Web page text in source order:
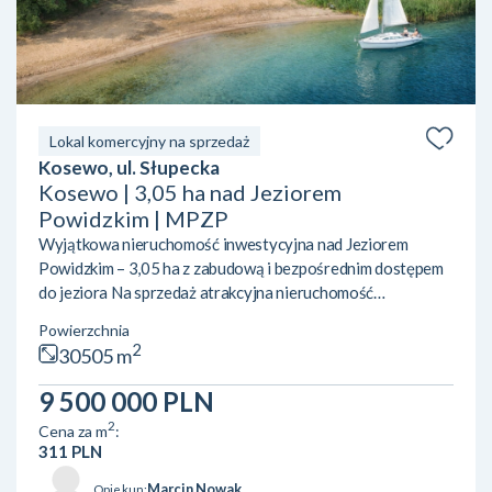
Lokal komercyjny na sprzedaż
Kosewo, ul. Słupecka
Kosewo | 3,05 ha nad Jeziorem
Powidzkim | MPZP
Wyjątkowa nieruchomość inwestycyjna nad Jeziorem
Powidzkim – 3,05 ha z zabudową i bezpośrednim dostępem
do jeziora Na sprzedaż atrakcyjna nieruchomość
Słupeckiej /Spacerowej, w gminie Ostrowite. Działka nr
112/20 o łącznej powierzchni 30 505 m² (3,05 ha) znajduje
się w unikalnej lokalizacji – bezpośrednio przy linii
brzegowej Jeziora Powidzkiego, jednego z najczystszych
jezior w Polsce. Zabudowa i infrastrukturaNa terenie
nierucho...
Powierzchnia
30505 m2
9 500 000 PLN
Cena za m2:
311 PLN